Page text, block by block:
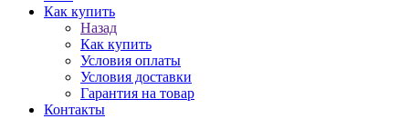
Как купить
Назад
Как купить
Условия оплаты
Условия доставки
Гарантия на товар
Контакты